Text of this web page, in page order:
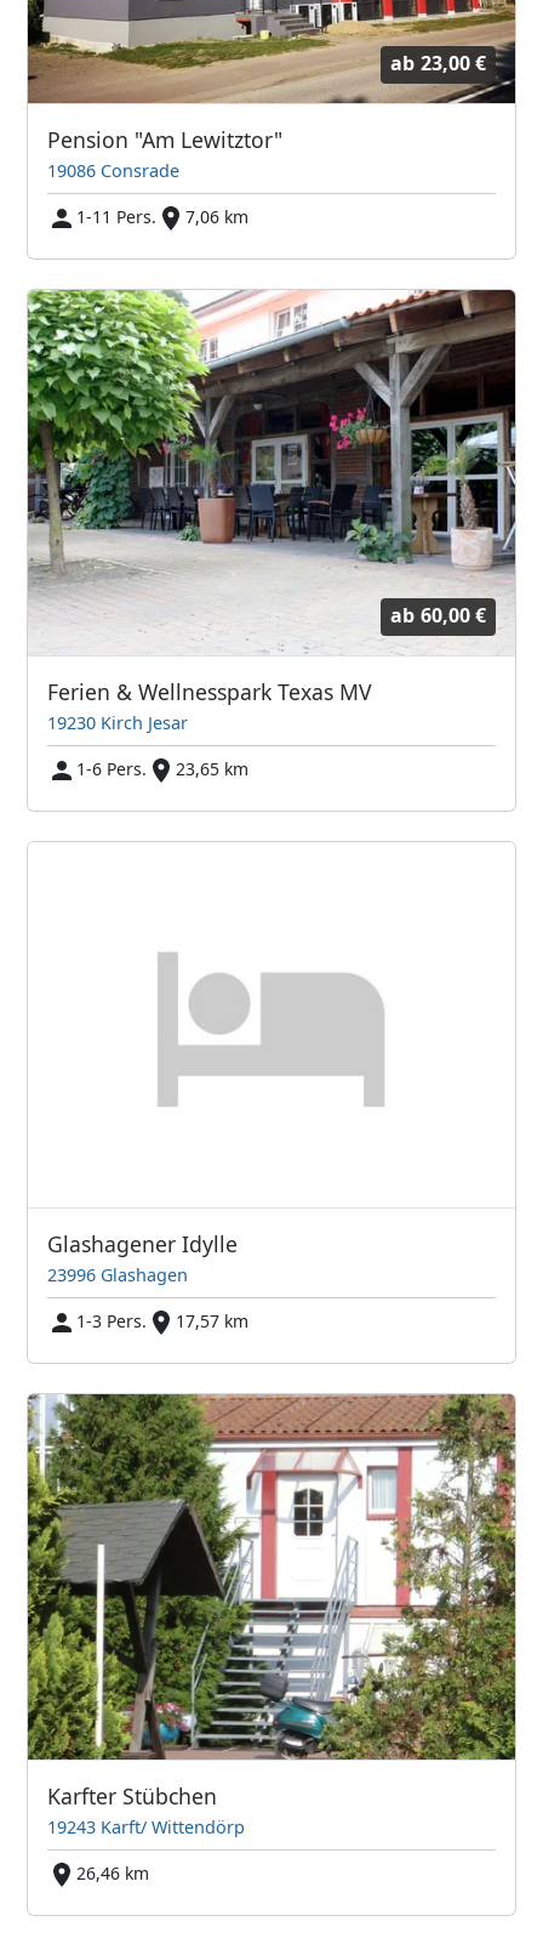
ab 23,00 €
Pension "Am Lewitztor"
19086 Consrade
1-11 Pers.
7,06 km
ab 60,00 €
Ferien & Wellnesspark Texas MV
19230 Kirch Jesar
1-6 Pers.
23,65 km
Glashagener Idylle
23996 Glashagen
1-3 Pers.
17,57 km
Karfter Stübchen
19243 Karft/ Wittendörp
26,46 km